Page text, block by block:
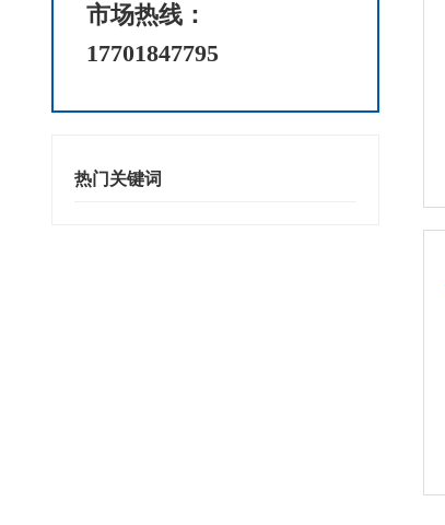
市场热线：
17701847795
热门关键词